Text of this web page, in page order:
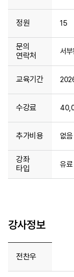
정원 15
문의
연락처
서
교육기간
수강료
추가비용 없음
강좌
타입
유
강사정보
전찬우